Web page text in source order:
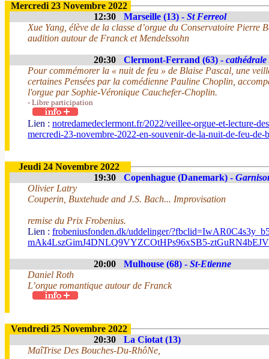
Mercredi 23 Novembre 2022
12:30
Marseille (13) - St Ferreol
Xue Yang, élève de la classe d’orgue du Conservatoire Pierre
audition autour de Franck et Mendelssohn
20:30 Clermont-Ferrand (63) -
Pour commémorer la « nuit de feu » de Blaise Pascal, une
certaines Pensées par la comédienne Pauline Choplin,
l'orgue par Sophie-Véronique Cauchefer-Choplin.
- Libre participation
Lien : notredamedeclermont.fr/2022/veillee-orgue-et-lecture-
mercredi-23-novembre-2022-en-souvenir-de-la-nuit-de-feu-de-
Jeudi 24 Novembre 2022
19:30
Copenhague (Danemark) -
Olivier Latry
Couperin, Buxtehude and J.S. Bach... Improvisation
remise du Prix Frobenius.
Lien : frobeniusfonden.dk/uddelinger/
mAk4LszGimJ4DNLQ9VYZCOtHPs96xSB5-
20:00 Mulhouse (68) - St-Etienne
Daniel Roth
L’orgue romantique autour de Franck
Vendredi 25 Novembre 2022
20:30
La Ciotat (13)
MaîTrise Des Bouches-Du-RhôNe,